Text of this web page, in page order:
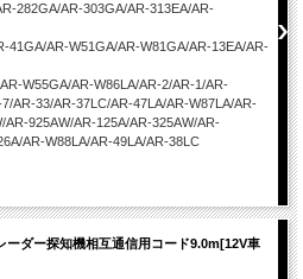
282GA/AR-303GA/AR-313EA/AR-
41GA/AR-W51GA/AR-W81GA/AR-13EA/AR-
W55GA/AR-W86LA/AR-2/AR-1/AR-
AR-33/AR-37LC/AR-47LA/AR-W87LA/AR-
925AW/AR-125A/AR-325AW/AR-
AR-W88LA/AR-49LA/AR-38LC
ダー探知機相互通信用コード9.0m[12V車